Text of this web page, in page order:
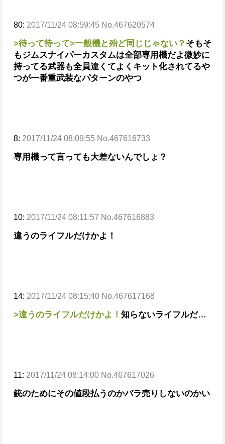
80: 2017/11/24 08:59:45 No.467620574
>待って待って>一般機と殆ど同じじゃない？ そもそ
もジムスナイパーカスタムは全部専用機だよ微妙に
持ってる武器も全員違くてよくキット化されてるや
つが一番重武装なパターンのやつ
8: 2017/11/24 08:09:55 No.467616733
専用機って言っても大差ないんでしょ？
10: 2017/11/24 08:11:57 No.467616883
違うのライフルだけかよ！
14: 2017/11/24 08:15:40 No.467617168
>違うのライフルだけかよ！ 知らないライフルだ…
11: 2017/11/24 08:14:00 No.467617026
銃のためにその値段払うのかバラ売りしないのかい